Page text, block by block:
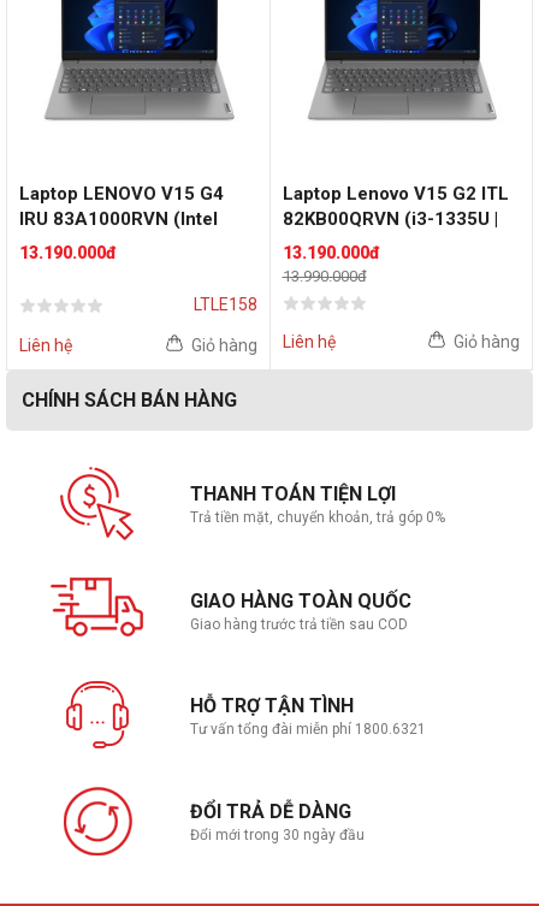
Laptop LENOVO V15 G4
IRU 83A1000RVN (Intel
Core i5-1335U | 8GB DDR4 |
| Intel Iris Xe | Win 11 | Xám)
13.190.000đ
LTLE158
Liên hệ Giỏ hàng
Laptop Lenovo V15 G2 ITL
82KB00QRVN (i3-1335U |
RAM 8GB | SSD 512GB |
15.6 inch FHD | Win 11 |
Xám)
13.190.000đ
13.990.000đ
Liên hệ Giỏ hàng
CHÍNH SÁCH BÁN HÀNG
THANH TOÁN TIỆN LỢI
Trả tiền mặt, chuyển khoản, trả góp 0%
GIAO HÀNG TOÀN QUỐC
Giao hàng trước trả tiền sau COD
HỖ TRỢ TẬN TÌNH
Tư vấn tổng đài miễn phí 1800.6321
ĐỔI TRẢ DỄ DÀNG
Đổi mới trong 30 ngày đầu